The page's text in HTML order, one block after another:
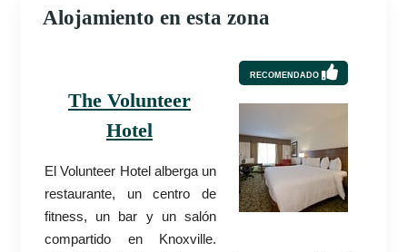
Alojamiento en esta zona
RECOMENDADO
The Volunteer
Hotel
El Volunteer Hotel alberga un
restaurante, un centro de
fitness, un bar y un salón
compartido en Knoxville.